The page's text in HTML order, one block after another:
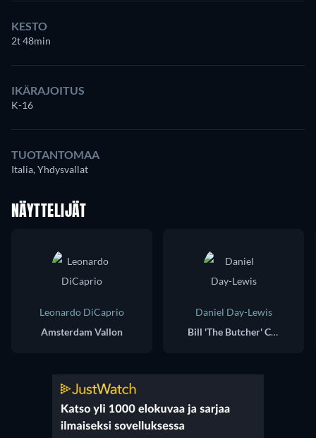
KESTO
2t 48min
IKÄRAJOITUS
K-16
TUOTANTOMAA
Italia, Yhdysvallat
NÄYTTELIJÄT
Leonardo DiCaprio
Amsterdam Vallon
Daniel Day-Lewis
Bill 'The Butcher' Cutting